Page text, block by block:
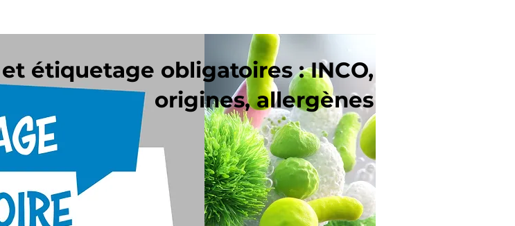
étiquetage obligatoires : INCO,
origines, allergènes